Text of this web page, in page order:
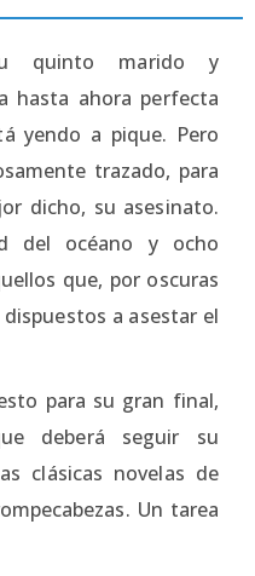
quinto marido y
hasta ahora perfecta
yendo a pique. Pero
trazado, para
dicho, su asesinato.
del océano y ocho
que, por oscuras
a asestar el
para su gran final,
deberá seguir su
clásicas novelas de
Un tarea